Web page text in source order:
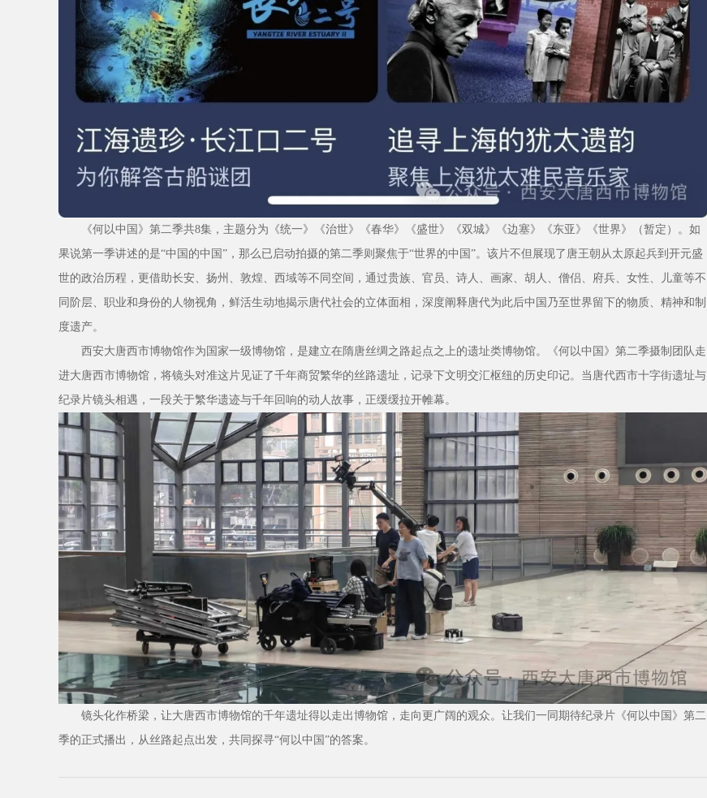
《何以中国》第二季共8集，主题分为《统一》《治世》《春华》《盛世》《双城》《边塞》《东亚》《世界》（暂定）。如
果说第一季讲述的是“中国的中国”，那么已启动拍摄的第二季则聚焦于“世界的中国”。该片不但展现了唐王朝从太原起兵到开元盛
世的政治历程，更借助长安、扬州、敦煌、西域等不同空间，通过贵族、官员、诗人、画家、胡人、僧侣、府兵、女性、儿童等不
同阶层、职业和身份的人物视角，鲜活生动地揭示唐代社会的立体面相，深度阐释唐代为此后中国乃至世界留下的物质、精神和制
度遗产。
西安大唐西市博物馆作为国家一级博物馆，是建立在隋唐丝绸之路起点之上的遗址类博物馆。《何以中国》第二季摄制团队走
进大唐西市博物馆，将镜头对准这片见证了千年商贸繁华的丝路遗址，记录下文明交汇枢纽的历史印记。当唐代西市十字街遗址与
纪录片镜头相遇，一段关于繁华遗迹与千年回响的动人故事，正缓缓拉开帷幕。
镜头化作桥梁，让大唐西市博物馆的千年遗址得以走出博物馆，走向更广阔的观众。让我们一同期待纪录片《何以中国》第二
季的正式播出，从丝路起点出发，共同探寻“何以中国”的答案。